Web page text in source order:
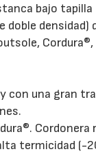
bajo tapilla
doble
y con una gran
termicidad (-